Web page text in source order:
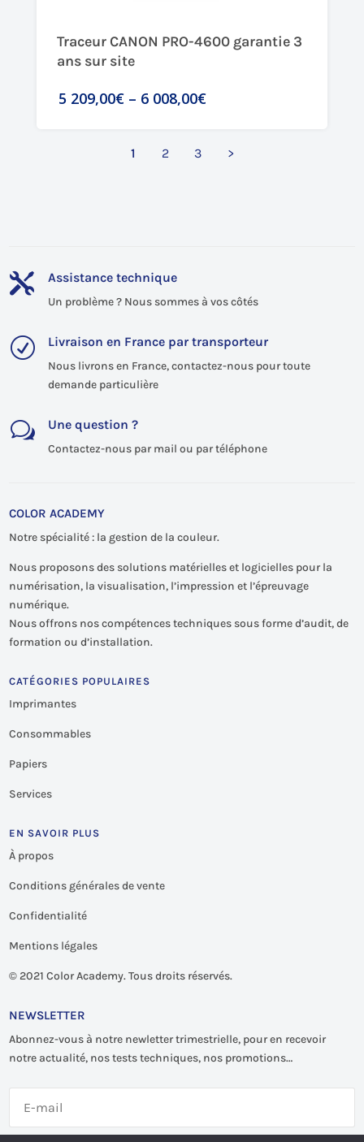
Traceur CANON PRO-4600 garantie 3
ans sur site
5 209,00€ – 6 008,00€
1 2 3 >
 Assistance technique
Un problème ? Nous sommes à vos côtés
R Livraison en France par transporteur
Nous livrons en France, contactez-nous pour toute
demande particulière
w Une question ?
Contactez-nous par mail ou par téléphone
COLOR ACADEMY
Notre spécialité : la gestion de la couleur.
Nous proposons des solutions matérielles et logicielles pour la
numérisation, la visualisation, l’impression et l’épreuvage
numérique.
Nous offrons nos compétences techniques sous forme d’audit, de
formation ou d’installation.
CATÉGORIES POPULAIRES
Imprimantes
Consommables
Papiers
Services
EN SAVOIR PLUS
À propos
Conditions générales de vente
Confidentialité
Mentions légales
© 2021 Color Academy. Tous droits réservés.
NEWSLETTER
Abonnez-vous à notre newletter trimestrielle, pour en recevoir
notre actualité, nos tests techniques, nos promotions…